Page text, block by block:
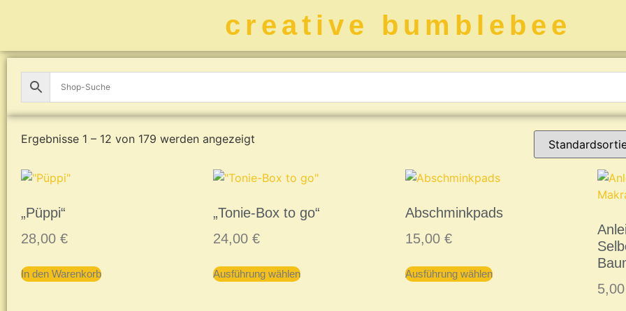
creative bumblebee
Ergebnisse 1 – 12 von 179 werden angezeigt
„Püppi“
28,00 €
In den Warenkorb
„Tonie-Box to go“
24,00 €
Ausführung wählen
Abschminkpads
15,00 €
Ausführung wählen
5,00